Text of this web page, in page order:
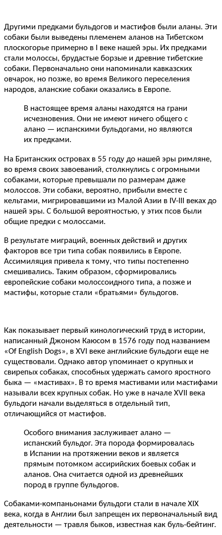
Другими предками бульдогов и мастифов были аланы. Эти
собаки были выведены племенем аланов на Тибетском
плоскогорье примерно в I веке нашей эры. Их предками
стали молоссы, брудастые борзые и древние тибетские
собаки. Первоначально они напоминали кавказских
овчарок, но позже, во время Великого переселения
народов, аланские собаки оказались в Европе.
В настоящее время аланы находятся на грани
исчезновения. Они не имеют ничего общего с
алано — испанскими бульдогами, но являются
их предками.
На Британских островах в 55 году до нашей эры римляне,
во время своих завоеваний, столкнулись с огромными
собаками, которые превышали по размерам даже
молоссов. Эти собаки, вероятно, прибыли вместе с
кельтами, мигрировавшими из Малой Азии в IV-III веках до
нашей эры. С большой вероятностью, у этих псов были
общие предки с молоссами.
В результате миграций, военных действий и других
факторов все три типа собак появились в Европе.
Ассимиляция привела к тому, что типы постепенно
смешивались. Таким образом, сформировались
европейские собаки молоссоидного типа, а позже и
мастифы, которые стали «братьями» бульдогов.
Как показывает первый кинологический труд в истории,
написанный Джоном Каюсом в 1576 году под названием
«Of English Dogs», в XVI веке английские бульдоги еще не
существовали. Однако автор упоминает о крупных и
свирепых собаках, способных удержать самого яростного
быка — «мастивах». В то время мастивами или мастифами
называли всех крупных собак. Но уже в начале XVII века
бульдоги начали выделяться в отдельный тип,
отличающийся от мастифов.
Особого внимания заслуживает алано —
испанский бульдог. Эта порода формировалась
в Испании на протяжении веков и является
прямым потомком ассирийских боевых собак и
аланов. Она считается одной из древнейших
пород в группе бульдогов.
Собаками-компаньонами бульдоги стали в начале XIX
века, когда в Англии был запрещен их первоначальный вид
деятельности — травля быков, известная как буль-бейтинг.